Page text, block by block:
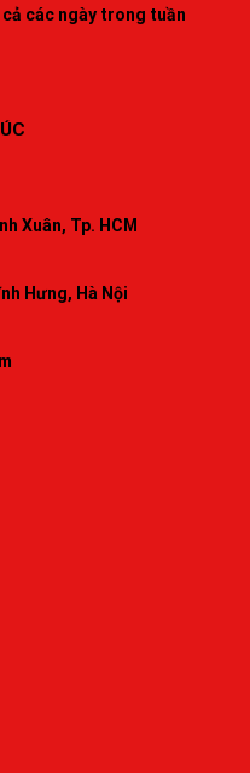
Xuân, Tp. HCM
Hưng, Hà Nội
các ngày trong tuần